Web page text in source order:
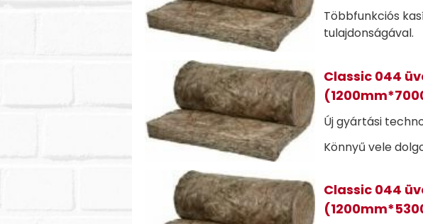
Többfunkciós
tulajdonságával.
Classic 044
Új gyártási
Könnyű vele
Classic 044